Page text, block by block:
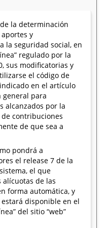
de la determinación
y
la seguridad social, en
regulado por la
sus modificatorias y
el código de
en el artículo
general para
alcanzados por la
contribuciones
de que sea a
pondrá a
el release 7 de la
el que
de las
forma automática, y
disponible en el
del sitio “web”